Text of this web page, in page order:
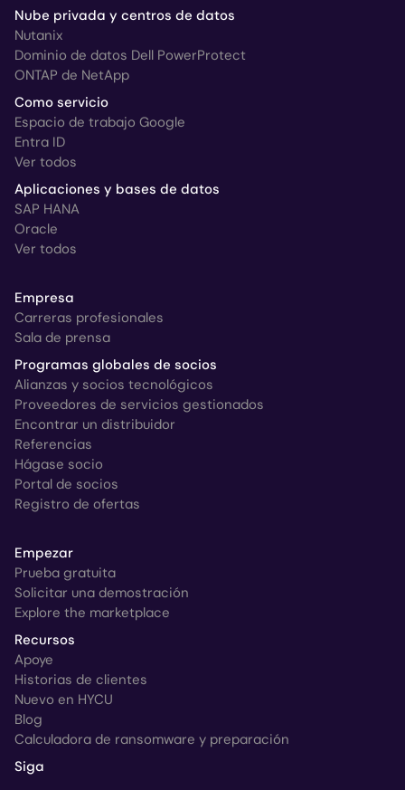
Nube privada y centros de datos
Nutanix
Dominio de datos Dell PowerProtect
ONTAP de NetApp
Como servicio
Espacio de trabajo Google
Entra ID
Ver todos
Aplicaciones y bases de datos
SAP HANA
Oracle
Ver todos
Empresa
Carreras profesionales
Sala de prensa
Programas globales de socios
Alianzas y socios tecnológicos
Proveedores de servicios gestionados
Encontrar un distribuidor
Referencias
Hágase socio
Portal de socios
Registro de ofertas
Empezar
Prueba gratuita
Solicitar una demostración
Explore the marketplace
Recursos
Apoye
Historias de clientes
Nuevo en HYCU
Blog
Calculadora de ransomware y preparación
Siga